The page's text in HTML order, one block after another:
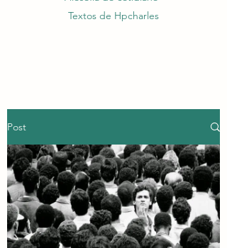
Textos de Hpcharles
Post